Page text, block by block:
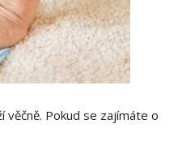
věčně. Pokud se zajímáte o